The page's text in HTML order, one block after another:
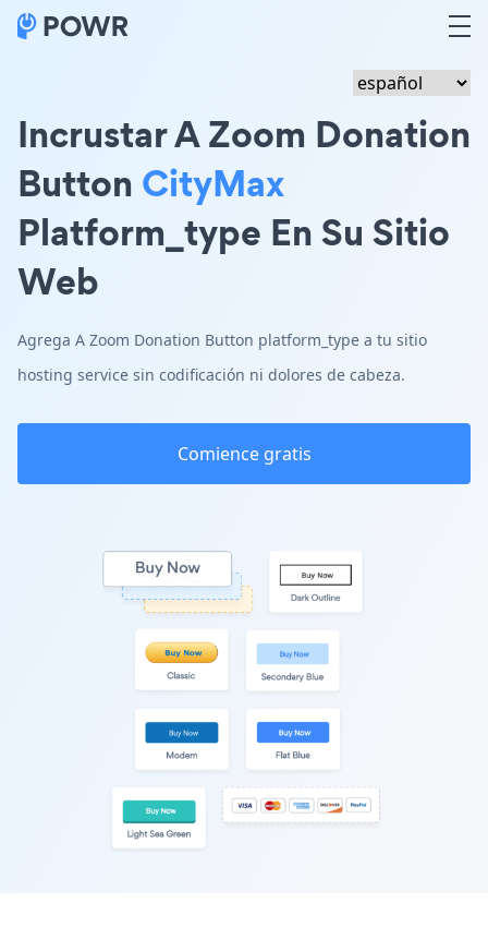
Incrustar A Zoom Donation
Button CityMax
Platform_type En Su Sitio
Web
Agrega A Zoom Donation Button platform_type a tu sitio
hosting service sin codificación ni dolores de cabeza.
Comience gratis